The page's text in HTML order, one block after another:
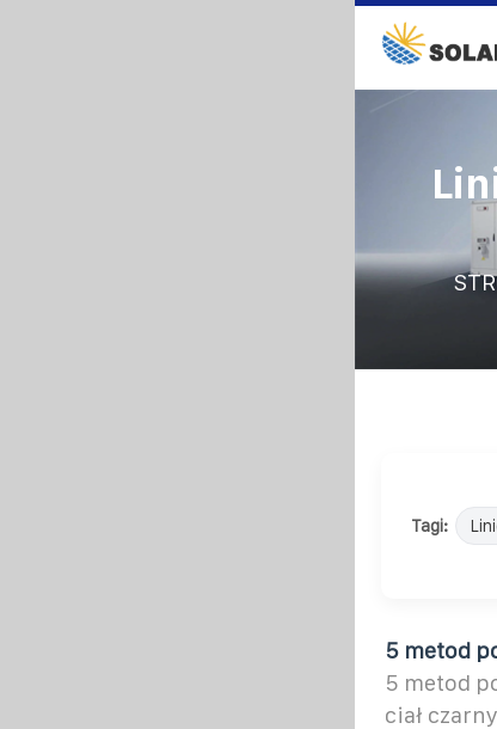
Tagi:
5 metod
5 metod
ciał